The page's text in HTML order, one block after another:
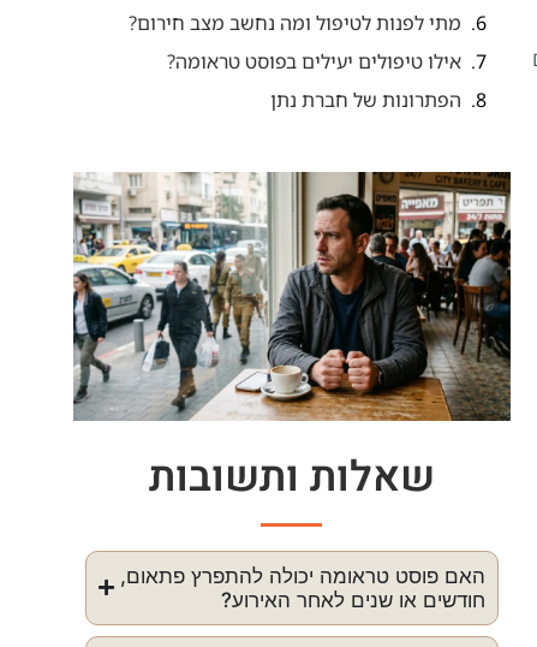
מתי לפנות לטיפול ומה נחשב מצב חירום?
אילו טיפולים יעילים בפוסט טראומה?
הפתרונות של חברת נתן
שאלות ותשובות
האם פוסט טראומה יכולה להתפרץ פתאום,
חודשים או שנים לאחר האירוע?